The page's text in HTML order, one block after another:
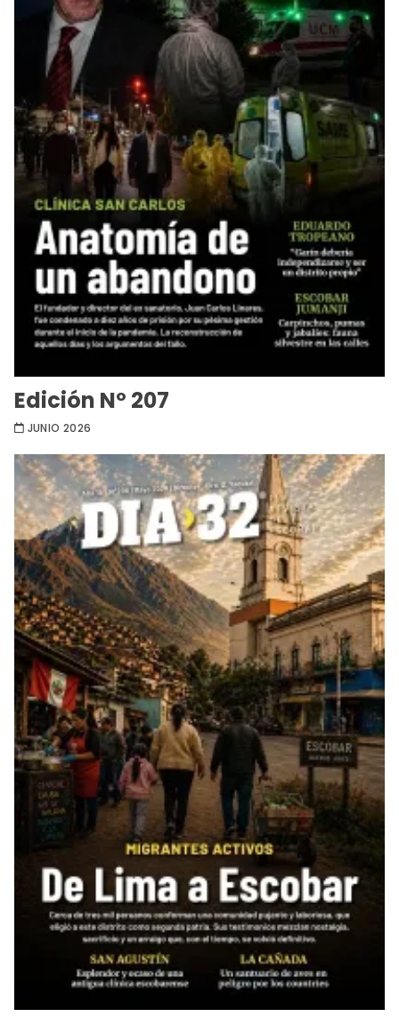
Edición Nº 207
JUNIO 2026